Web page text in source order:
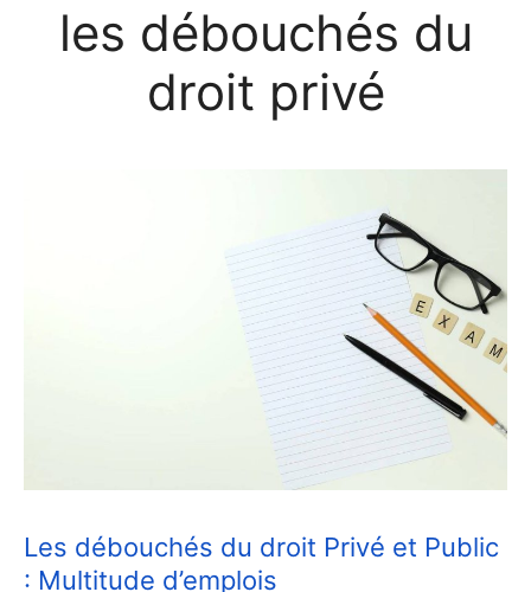
les débouchés du
droit privé
Les débouchés du droit Privé et Public
: Multitude d’emplois